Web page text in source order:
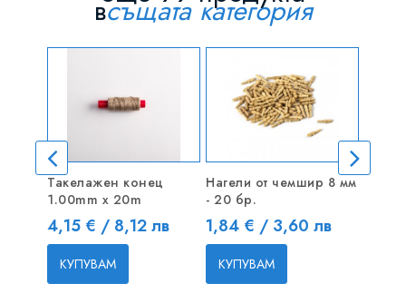
всъщата категория
Такелажен конец
1.00mm x 20m
Цена
4,15 € / 8,12 лв
КУПУВАМ
Нагели от чемшир 8 мм
- 20 бр.
Цена
1,84 € / 3,60 лв
КУПУВАМ